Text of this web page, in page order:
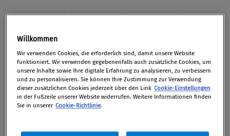
Der Jahresbericht des Europäischen Amts für
Dabei wird die Arbeit des OLAF anhand konkreter
Fallbeispiele vorgestellt. Insgesamt wickelte das
OLAF im Jahr 2010 rund 500 Fälle ab, darunter
komplexe externe Untersuchungen, interne
Willkommen
Wir verwenden Cookies, die erforderlich sind, damit unsere Website
funktioniert. Wir verwenden gegebenenfalls auch zusätzliche Cookies, um
unsere Inhalte sowie Ihre digitale Erfahrung zu analysieren, zu verbessern
und zu personalisieren. Sie können Ihre Zustimmung zur Verwendung
dieser zusätzlichen Cookies jederzeit über den Link Cookie-Einstellungen
in der Fußzeile unserer Website widerrufen. Weitere Informationen finden
Sie in unserer Cookie-Richtlinie.